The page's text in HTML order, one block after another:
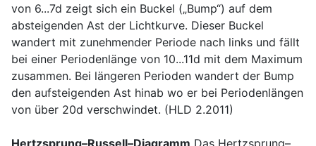
von 6...7d zeigt sich ein Buckel („Bump“) auf dem
absteigenden Ast der Lichtkurve. Dieser Buckel
wandert mit zunehmender Periode nach links und fällt
bei einer Periodenlänge von 10...11d mit dem Maximum
zusammen. Bei längeren Perioden wandert der Bump
den aufsteigenden Ast hinab wo er bei Periodenlängen
von über 20d verschwindet. (HLD 2.2011)
Hertzsprung–Russell–Diagramm Das Hertzsprung–